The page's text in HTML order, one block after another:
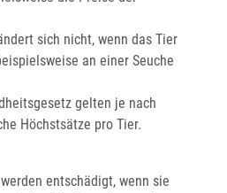
sich nicht, wenn das Tier
an einer Seuche
gelten je nach
Höchstsätze pro Tier.
entschädigt, wenn sie